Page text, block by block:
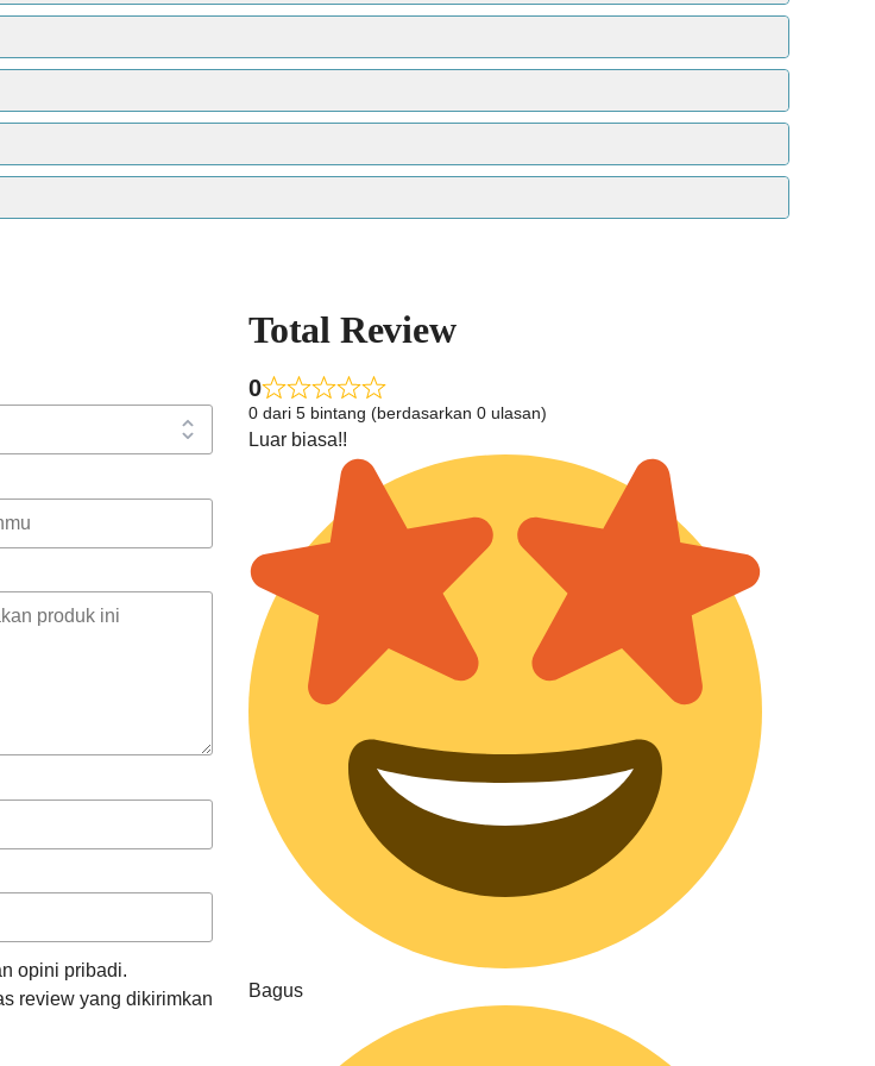
ion mineral di dalamnya dihilangkan). Hal ini dapat membuat produk tetap stabil dari
opini pribadi.
review yang dikirimkan
Total Review
0
0 dari 5 bintang (berdasarkan 0 ulasan)
Luar biasa!!
Bagus